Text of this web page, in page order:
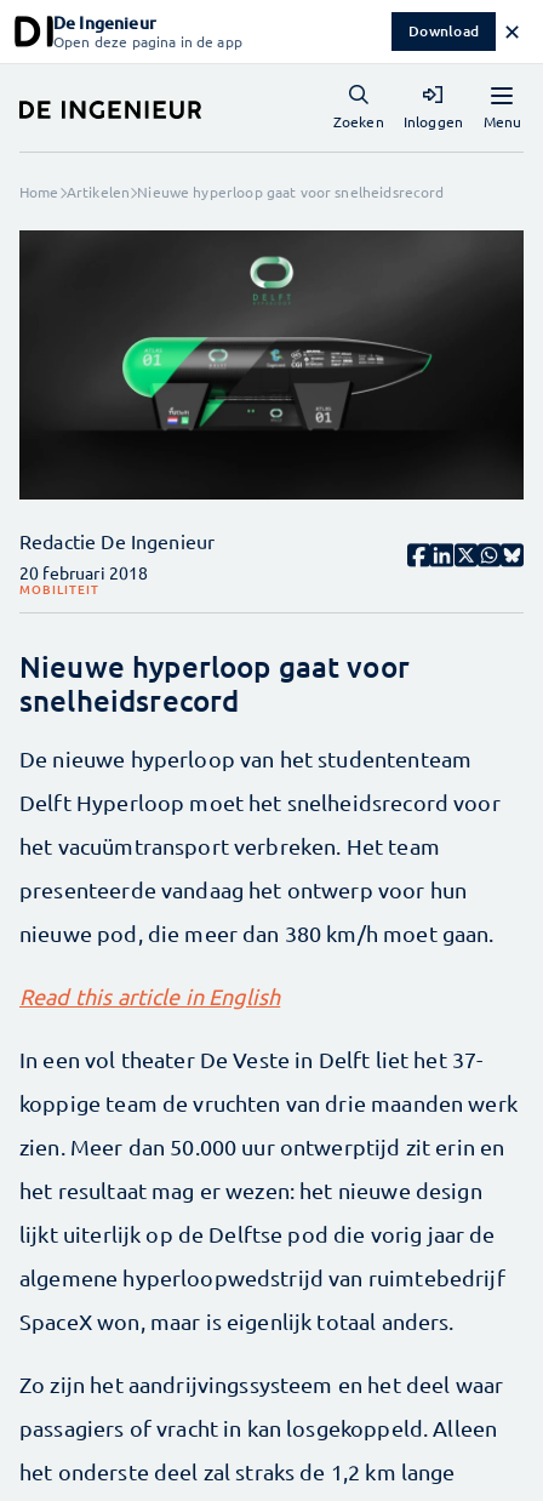
De Ingenieur
Open deze pagina in de app Download ✕
Menu
Zoeken Inloggen
Home Artikelen Nieuwe hyperloop gaat voor snelheidsrecord
Redactie De Ingenieur
20 februari 2018
MOBILITEIT
Nieuwe hyperloop gaat voor
snelheidsrecord
De nieuwe hyperloop van het studententeam
Delft Hyperloop moet het snelheidsrecord voor
het vacuümtransport verbreken. Het team
presenteerde vandaag het ontwerp voor hun
nieuwe pod, die meer dan 380 km/h moet gaan.
Read this article in English
In een vol theater De Veste in Delft liet het 37-
koppige team de vruchten van drie maanden werk
zien. Meer dan 50.000 uur ontwerptijd zit erin en
het resultaat mag er wezen: het nieuwe design
lijkt uiterlijk op de Delftse pod die vorig jaar de
algemene hyperloopwedstrijd van ruimtebedrijf
SpaceX won, maar is eigenlijk totaal anders.
Zo zijn het aandrijvingssysteem en het deel waar
passagiers of vracht in kan losgekoppeld. Alleen
het onderste deel zal straks de 1,2 km lange